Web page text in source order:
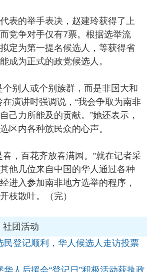
表的举手表决，赵建玲获得了上
竞争对手仅有7票。根据选举流
定为第一提名候选人，等获得省
成为正式的政党候选人。
个别人或个别族群，而是非国大和
在演讲时强调说，“我会争取为南非
己力所能及的贡献。”她还表示，
区内各种族民众的心声。
春，百花齐放春满园。”就在记者采
他几位来自中国的华人通过各种
进入参加南非地方选举的程序，
枝散叶。（完）
社团活动
民登记顺利，华人候选人走访投票
华人后援会“登记日”积极活动获执政